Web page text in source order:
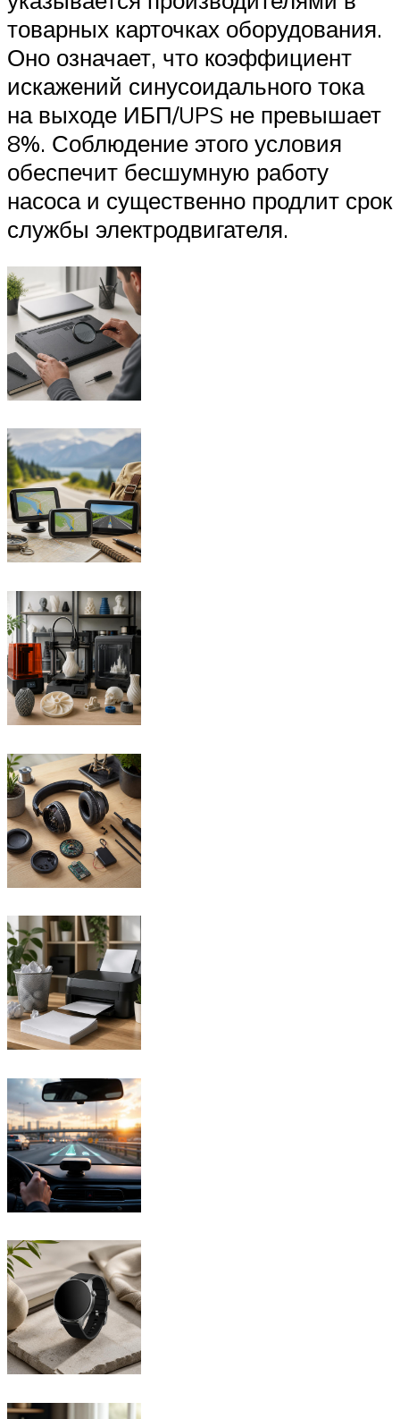
товарных карточках оборудования.
Оно означает, что коэффициент
искажений синусоидального тока
на выходе ИБП/UPS не превышает
8%. Соблюдение этого условия
обеспечит бесшумную работу
насоса и существенно продлит срок
службы электродвигателя.